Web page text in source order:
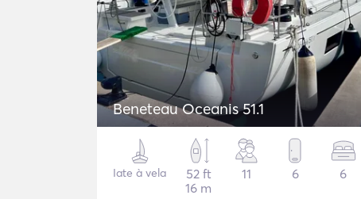
Beneteau Oceanis 51.1
Iate à vela
52 ft
16 m
11 6 6